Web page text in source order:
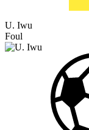
U. Iwu
Foul